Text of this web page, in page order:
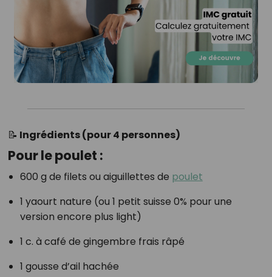
📝 Ingrédients (pour 4 personnes)
Pour le poulet :
600 g de filets ou aiguillettes de poulet
1 yaourt nature (ou 1 petit suisse 0% pour une
version encore plus light)
1 c. à café de gingembre frais râpé
1 gousse d’ail hachée